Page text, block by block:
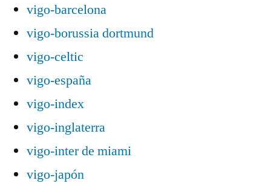
vigo-barcelona
vigo-borussia dortmund
vigo-celtic
vigo-españa
vigo-index
vigo-inglaterra
vigo-inter de miami
vigo-japón